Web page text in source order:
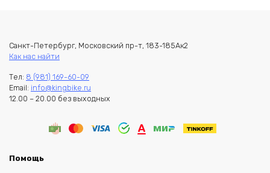
Санкт-Петербург, Московский пр-т, 183-185Ак2
Как нас найти
Тел: 8 (981) 169-60-09
Email: info@kingbike.ru
12.00 – 20.00 без выходных
Помощь